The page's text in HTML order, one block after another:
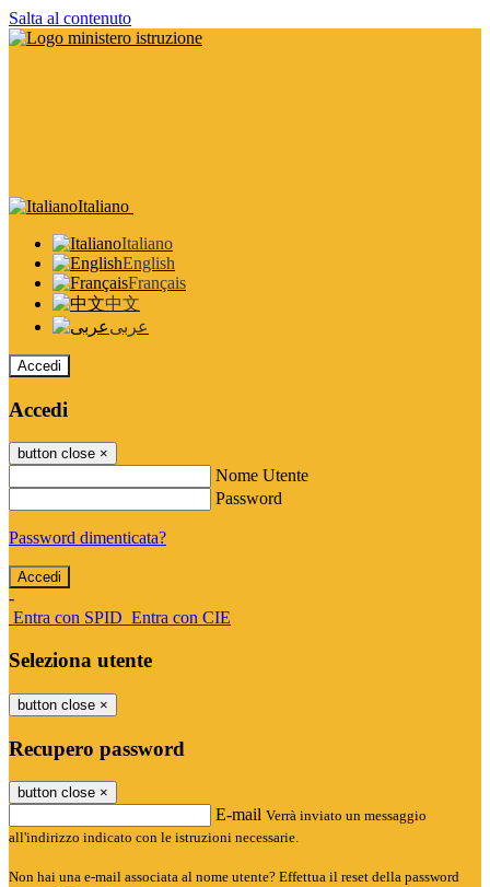
Salta al contenuto
Italiano
Italiano
English
Français
中文
عربى
Accedi
Accedi
button close ×
Nome Utente
Password
Password dimenticata?
-
Entra con SPID Entra con CIE
Seleziona utente
button close ×
Recupero password
button close ×
E-mail Verrà inviato un messaggio
all'indirizzo indicato con le istruzioni necessarie.
Non hai una e-mail associata al nome utente? Effettua il reset della password